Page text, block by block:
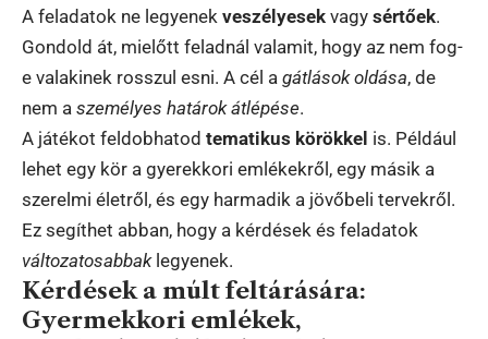
A feladatok ne legyenek veszélyesek vagy sértőek.
Gondold át, mielőtt feladnál valamit, hogy az nem fog-
e valakinek rosszul esni. A cél a gátlások oldása, de
nem a személyes határok átlépése.
A játékot feldobhatod tematikus körökkel is. Például
lehet egy kör a gyerekkori emlékekről, egy másik a
szerelmi életről, és egy harmadik a jövőbeli tervekről.
Ez segíthet abban, hogy a kérdések és feladatok
változatosabbaklegyenek.
Kérdések a múlt feltárására:
Gyermekkori emlékek,